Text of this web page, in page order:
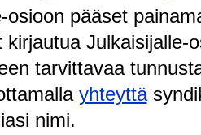
osioon pääset
kirjautua Julkaisijalle-
tarvittavaa
yhteyttä
nimi.